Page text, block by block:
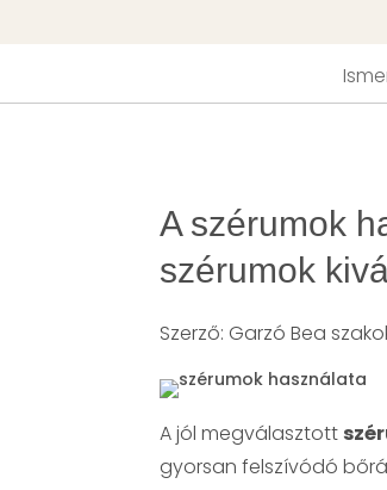
A szérumok
szérumok
Szerző: Garzó Bea
A jól megválasztott
gyorsan felszívódó